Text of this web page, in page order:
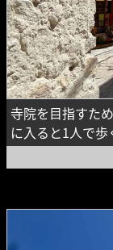
寺院を目指すた
に入ると1人で歩